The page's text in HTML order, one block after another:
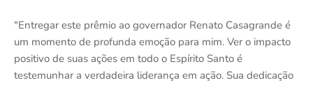
"Entregar este prêmio ao governador Renato Casagrande é
um momento de profunda emoção para mim. Ver o impacto
positivo de suas ações em todo o Espírito Santo é
testemunhar a verdadeira liderança em ação. Sua dedicação